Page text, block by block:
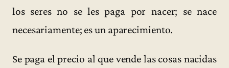
los seres no se les paga por nacer; se nace
necesariamente; es un aparecimiento.
Se paga el precio al que vende las cosas nacidas